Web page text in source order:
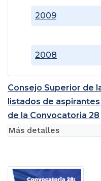
2008
2009
Consejo Superior de
listados de
de la Convocatoria 28
Más detalles